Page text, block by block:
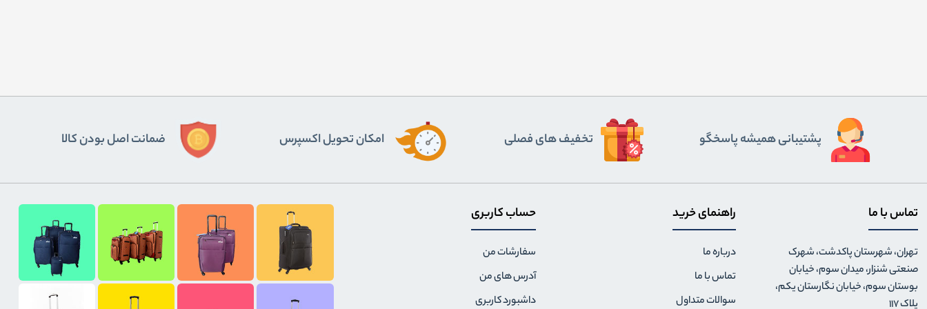
پشتیبانی همیشه پاسخگو تخفیف های فصلی اﻣﮑﺎن ﺗﺤﻮﯾﻞ اﮐﺴﭙﺮس ضمانت اصل بودن کالا
تماس با ما
تهران، شهرستان پاکدشت، شهرک
صنعتی شنزار، میدان سوم، خیابان
بوستان سوم، خیابان نگارستان یکم،
پلاک 117
راهنمای خرید
درباره ما
تماس با ما
سوالات متداول
حساب کاربری
سفارشات من
آدرس های من
داشبورد کاربری